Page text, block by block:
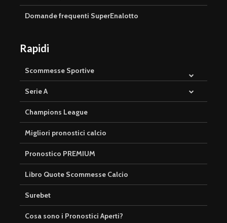
Domande frequenti SuperEnalotto
Rapidi
Scommesse Sportive
Serie A
Champions League
Migliori pronostici calcio
Pronostico PREMIUM
Libro Quote Scommesse Calcio
Surebet
Cosa sono i Pronostici Aperti?